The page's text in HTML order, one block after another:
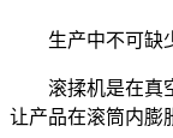
生产中不可缺
滚揉机是在真
让产品在滚筒内膨